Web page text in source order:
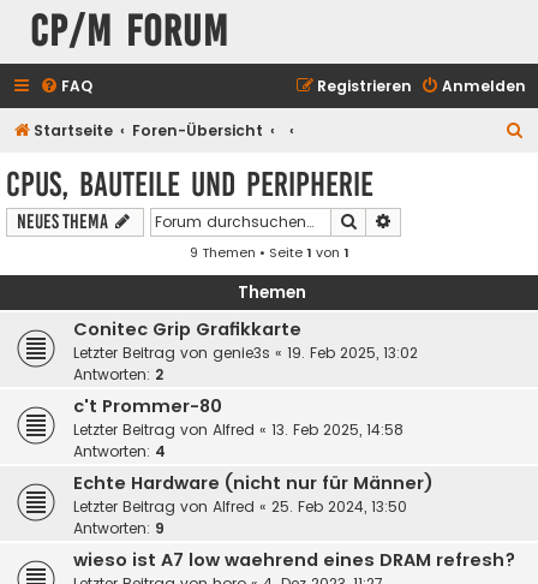
CP/M Forum
FAQ Anmelden
Registrieren
Startseite Foren-Übersicht
CPUs, Bauteile und Peripherie
Neues Thema Suche
9 Themen • Seite1 von 1
Themen
Conitec Grip Grafikkarte
Letzter Beitrag von genie3s « 19. Feb 2025, 13:02
Antworten: 2
c't Prommer-80
Letzter Beitrag von Alfred « 13. Feb 2025, 14:58
Antworten: 4
Echte Hardware (nicht nur für Männer)
Letzter Beitrag von Alfred « 25. Feb 2024, 13:50
Antworten: 9
wieso ist A7 low waehrend eines DRAM refresh?